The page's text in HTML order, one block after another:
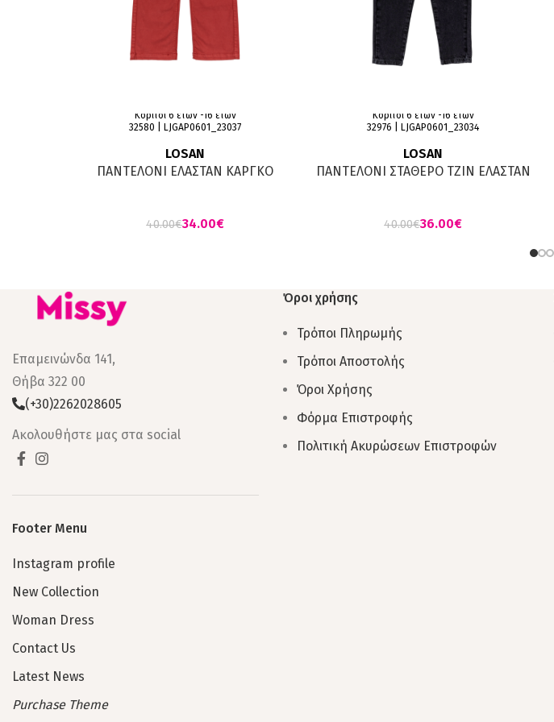
Κορίτσι 6 ετών -16 ετών
32580 | LJGAP0601_23037
LOSAN
ΠΑΝΤΕΛΟΝI ΕΛΑΣΤΑΝ ΚΑΡΓΚΟ
40.00€34.00€
Κορίτσι 6 ετών -16 ετών
32976 | LJGAP0601_23034
LOSAN
ΠΑΝΤΕΛΟΝI ΣΤΑΘΕΡΟ TZIN ΕΛΑΣΤΑΝ
40.00€36.00€
Επαμεινώνδα 141,
Θήβα 322 00
(+30)2262028605
Ακολουθήστε μας στα social
Footer Menu
Instagram profile
New Collection
Woman Dress
Contact Us
Latest News
Purchase Theme
Όροι χρήσης
Τρόποι Πληρωμής
Τρόποι Αποστολής
Όροι Χρήσης
Φόρμα Επιστροφής
Πολιτική Ακυρώσεων Επιστροφών